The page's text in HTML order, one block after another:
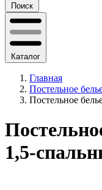
Поиск
Каталог
Главная
Постельное
Постельное
1,5-